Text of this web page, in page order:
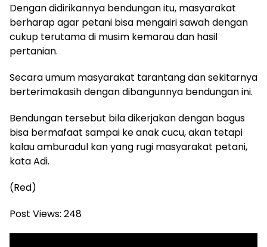
Dengan didirikannya bendungan itu, masyarakat
berharap agar petani bisa mengairi sawah dengan
cukup terutama di musim kemarau dan hasil
pertanian.
Secara umum masyarakat tarantang dan sekitarnya
berterimakasih dengan dibangunnya bendungan ini.
Bendungan tersebut bila dikerjakan dengan bagus
bisa bermafaat sampai ke anak cucu, akan tetapi
kalau amburadul kan yang rugi masyarakat petani,
kata Adi.
(Red)
Post Views: 248